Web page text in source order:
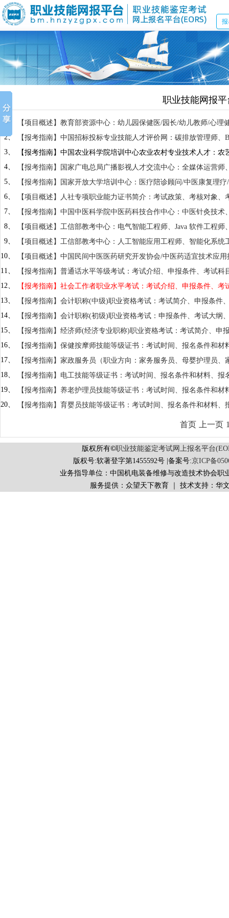
职业技能网报
1、
【项目概述】教育部资源中心：幼儿园保健医/园长/幼儿教师/心
说明
2、
【报考指南】中国招标投标专业技能人才评价网：碳排放管理师
项目管理师、工程总承包(EPC) 工程师、战略规划管理师、污水
统工程管理师、弱电系统集成项目经理等专业技能人才评价证书项
3、
【报考指南】中国农业科学院培训中心农业农村专业技术人才：
料配方师、农村电子商务师、农业项目管理师、农业品牌策划师
目报考说明
4、
【报考指南】国家广电总局广播影视人才交流中心：全媒体运营
5、
【报考指南】国家开放大学培训中心：医疗陪诊顾问/中医康复理
6、
【项目概述】人社专项职业能力证书简介：考试政策、考核对象
样本等事项说明
7、
【报考指南】中国中医科学院中医药科技合作中心：中医针灸技
术、中医正骨推拿技术、中医脊椎保健技术、中医小儿推拿技术
中医预防保健技术、中医灸疗保健技术、中医健康管理技术等中
8、
【项目概述】工信部教考中心：电气智能工程师、Java 软件工程
师、多媒体应用设计师、室内设计师、平面设计师、广告艺术设
理工程师、网络营销师、网络工程师、网络信息安全工程师、信
9、
【项目概述】工信部教考中心：人工智能应用工程师、智能化系
师、广告艺术设计师、大数据分析师、网络工程师、弱电/安防系
助设计师、网络营销师、广告艺术设计师、网络应用工程师、数
10、
【项目概述】中国民间中医医药研究开发协会/中医药适宜技术应
说明
11、
【报考指南】普通话水平等级考试：考试介绍、申报条件、考试
12、
【报考指南】社会工作者职业水平考试：考试介绍、申报条件、
等事项说明
13、
【报考指南】会计职称(中级)职业资格考试：考试简介、申报条
成绩查询、证书管理等事项说明
14、
【报考指南】会计职称(初级)职业资格考试：申报条件、考试大
证书管理等事项说明
15、
【报考指南】经济师(经济专业职称)职业资格考试：考试简介、
准、成绩查询、证书管理等介绍
16、
【报考指南】保健按摩师技能等级证书：考试时间、报名条件和
17、
【报考指南】家政服务员（职业方向：家务服务员、母婴护理员
试科目、证书样本及相关事项说明
18、
【报考指南】电工技能等级证书：考试时间、报名条件和材料、
19、
【报考指南】养老护理员技能等级证书：考试时间、报名条件和
20、
【报考指南】育婴员技能等级证书：考试时间、报名条件和材料
首页 上一页
版权所有©职业技能鉴定考试网上报名平台
版权号:软著登字第1455592号 |备案号:京ICP备
业务指导单位：中国机电装备维修与改造技术协会职
服务提供：众望天下教育 ｜ 技术支持：华